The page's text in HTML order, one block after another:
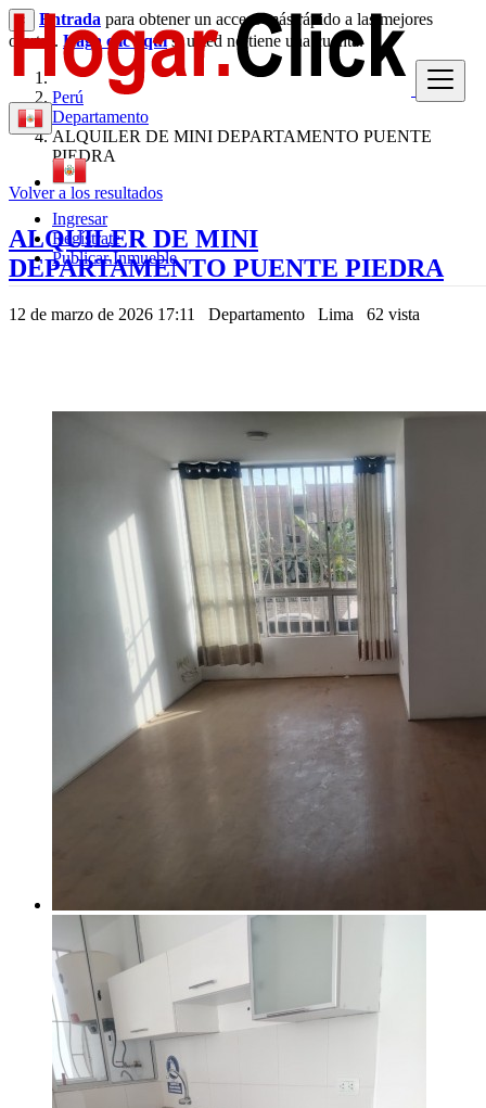
Ingresar
Regístrate
Publicar Inmueble
× Entrada para obtener un acceso más rápido a las mejores
ofertas. Haga clic aquísi usted no tiene una cuenta.
Perú
Departamento
ALQUILER DE MINI DEPARTAMENTO PUENTE
PIEDRA
Volver a los resultados
ALQUILER DE MINI
DEPARTAMENTO PUENTE PIEDRA
12 de marzo de 2026 17:11 Departamento Lima 62 vista